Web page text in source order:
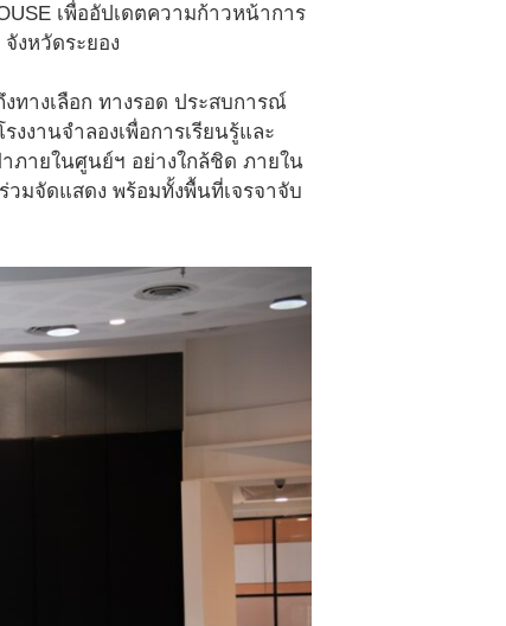
เพื่ออัปเดตความก้าวหน้าการ
งหวัดระยอง
ทางเลือก ทางรอด ประสบการณ์
งานจำลองเพื่อการเรียนรู้และ
ภายในศูนย์ฯ อย่างใกล้ชิด ภายใน
มจัดแสดง พร้อมทั้งพื้นที่เจรจาจับ